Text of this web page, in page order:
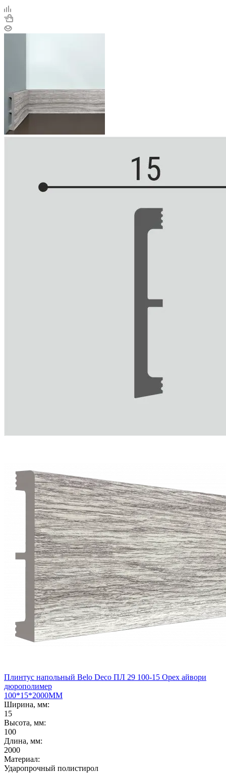
Плинтус напольный Belo Deco ПЛ 29 100-15 Орех айвори
дюрополимер
100*15*2000ММ
Ширина, мм:
15
Высота, мм:
100
Длина, мм:
2000
Материал:
Ударопрочный полистирол